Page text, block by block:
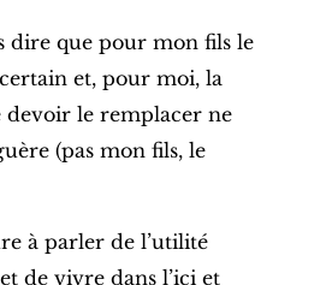
dire que pour mon fils le
et, pour moi, la
devoir le remplacer ne
(pas mon fils, le
à parler de l’utilité
de vivre dans l’ici et